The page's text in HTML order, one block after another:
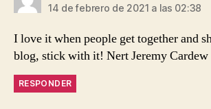
14 de febrero de 2021 a las 02:38
I love it when people get together and
blog, stick with it! Nert Jeremy Cardew
RESPONDER